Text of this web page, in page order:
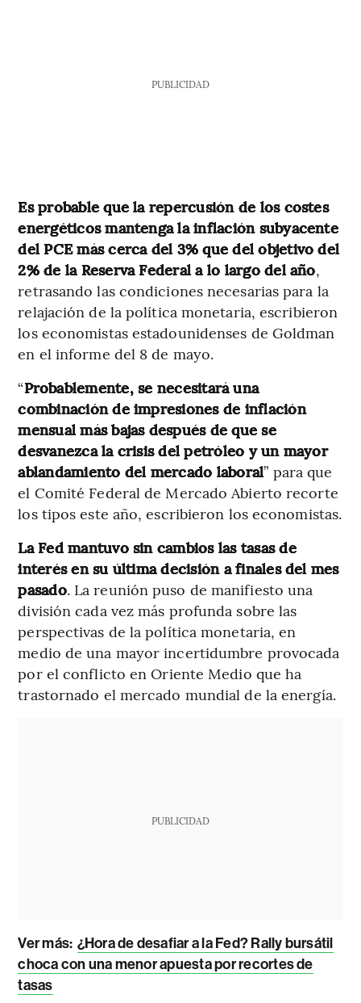
PUBLICIDAD
Es probable que la repercusión de los costes
energéticos mantenga la inflación subyacente
del PCE más cerca del 3% que del objetivo del
2% de la Reserva Federal a lo largo del año,
retrasando las condiciones necesarias para la
relajación de la política monetaria, escribieron
los economistas estadounidenses de Goldman
en el informe del 8 de mayo.
“Probablemente, se necesitará una
combinación de impresiones de inflación
mensual más bajas después de que se
desvanezca la crisis del petróleo y un mayor
ablandamiento del mercado laboral” para que
el Comité Federal de Mercado Abierto recorte
los tipos este año, escribieron los economistas.
La Fed mantuvo sin cambios las tasas de
interés en su última decisión a finales del mes
pasado. La reunión puso de manifiesto una
división cada vez más profunda sobre las
perspectivas de la política monetaria, en
medio de una mayor incertidumbre provocada
por el conflicto en Oriente Medio que ha
trastornado el mercado mundial de la energía.
PUBLICIDAD
Ver más: ¿Hora de desafiar a la Fed? Rally bursátil
choca con una menor apuesta por recortes de
tasas